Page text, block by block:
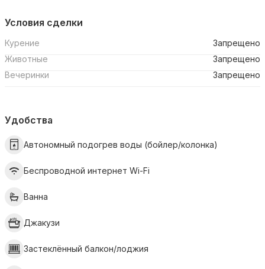
Условия сделки
Курение
Запрещено
Животные
Запрещено
Вечеринки
Запрещено
Удобства
Автономный подогрев воды (бойлер/колонка)
Беспроводной интернет Wi-Fi
Ванна
Джакузи
Застеклённый балкон/лоджия